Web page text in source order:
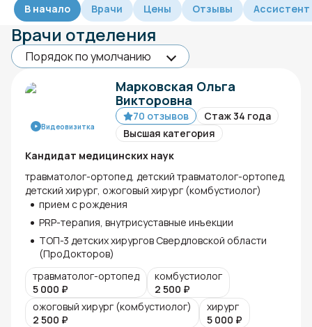
В начало Врачи Цены Отзывы
Врачи отделения
Видеовизитка
Марковская Ольга
Викторовна
70 отзывов
Стаж 34 года
Высшая категория
Кандидат медицинских наук
травматолог-ортопед, детский травматолог-ортопед,
детский хирург, ожоговый хирург (комбустиолог)
прием с рождения
PRP-терапия, внутрисуставные инъекции
ТОП-3 детских хирургов Свердловской области
(ПроДокторов)
травматолог-ортопед
5 000 ₽
комбустиолог
2 500 ₽
ожоговый хирург (комбустиолог)
2 500 ₽
хирург
5 000 ₽